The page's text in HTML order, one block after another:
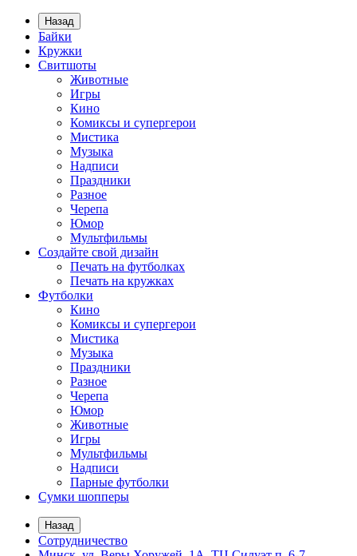
Назад
Байки
Кружки
Свитшоты
Животные
Игры
Кино
Комиксы и супергерои
Мистика
Музыка
Надписи
Праздники
Разное
Черепа
Юмор
Мультфильмы
Создайте свой дизайн
Печать на футболках
Печать на кружках
Футболки
Кино
Комиксы и супергерои
Мистика
Музыка
Праздники
Разное
Черепа
Юмор
Животные
Игры
Мультфильмы
Надписи
Парные футболки
Сумки шопперы
Назад
Сотрудничество